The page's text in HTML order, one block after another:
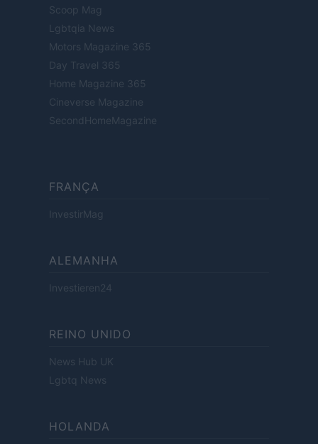
Scoop Mag
Lgbtqia News
Motors Magazine 365
Day Travel 365
Home Magazine 365
Cineverse Magazine
SecondHomeMagazine
FRANÇA
InvestirMag
ALEMANHA
Investieren24
REINO UNIDO
News Hub UK
Lgbtq News
HOLANDA